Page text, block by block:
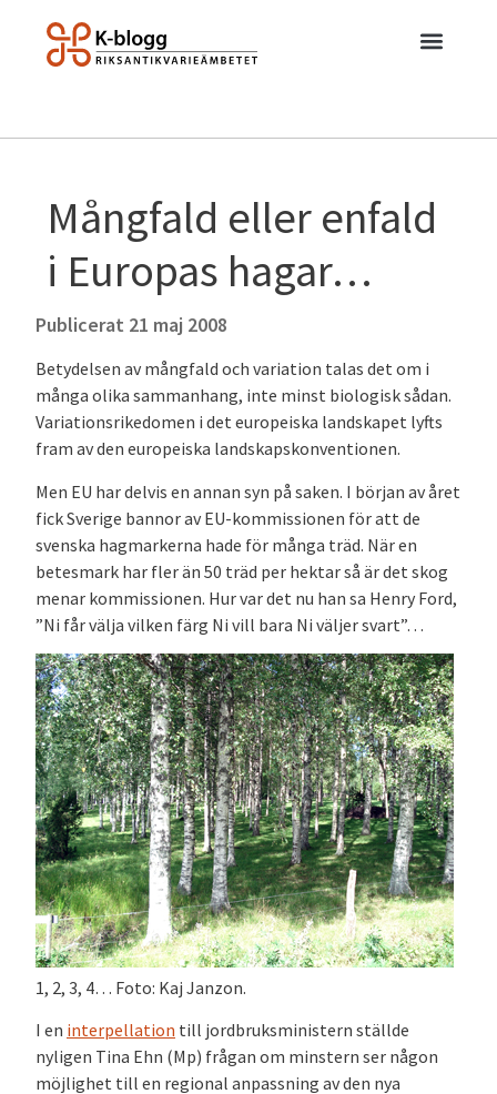
Mångfald eller enfald
i Europas hagar…
Publicerat 21 maj 2008
Betydelsen av mångfald och variation talas det om i
många olika sammanhang, inte minst biologisk sådan.
Variationsrikedomen i det europeiska landskapet lyfts
fram av den europeiska landskapskonventionen.
Men EU har delvis en annan syn på saken. I början av året
fick Sverige bannor av EU-kommissionen för att de
svenska hagmarkerna hade för många träd. När en
betesmark har fler än 50 träd per hektar så är det skog
menar kommissionen. Hur var det nu han sa Henry Ford,
”Ni får välja vilken färg Ni vill bara Ni väljer svart”…
1, 2, 3, 4… Foto: Kaj Janzon.
I en interpellation till jordbruksministern ställde
nyligen Tina Ehn (Mp) frågan om minstern ser någon
möjlighet till en regional anpassning av den nya